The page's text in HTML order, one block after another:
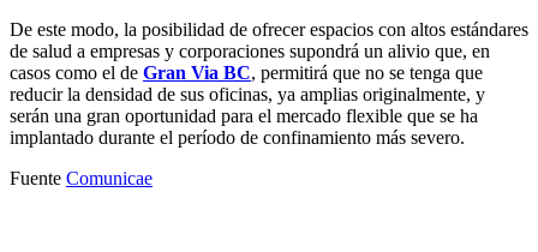
De este modo, la posibilidad de ofrecer espacios con altos estándares
de salud a empresas y corporaciones supondrá un alivio que, en
casos como el de Gran Via BC, permitirá que no se tenga que
reducir la densidad de sus oficinas, ya amplias originalmente, y
serán una gran oportunidad para el mercado flexible que se ha
implantado durante el período de confinamiento más severo.
Fuente Comunicae